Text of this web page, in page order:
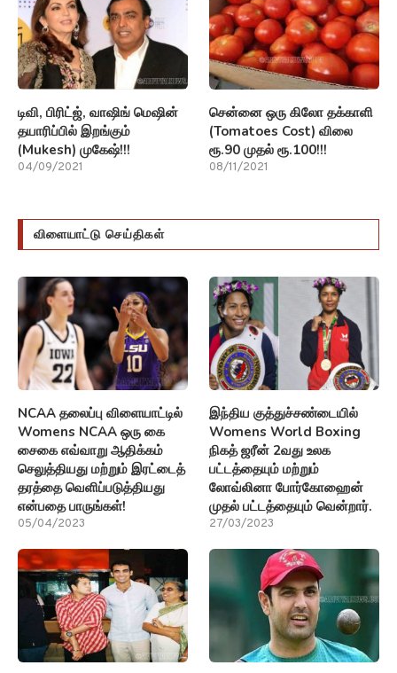
டிவி, பிரிட்ஜ், வாஷிங் மெஷின்
தயாரிப்பில் இறங்கும்
(Mukesh) முகேஷ்!!!
04/09/2021
சென்னை ஒரு கிலோ தக்காளி
(Tomatoes Cost) விலை
ரூ.90 முதல் ரூ.100!!!
08/11/2021
விளையாட்டு செய்திகள்
NCAA தலைப்பு விளையாட்டில்
Womens NCAA ஒரு கை
சைகை எவ்வாறு ஆதிக்கம்
செலுத்தியது மற்றும் இரட்டைத்
தரத்தை வெளிப்படுத்தியது
என்பதை பாருங்கள்!
05/04/2023
இந்திய குத்துச்சண்டையில்
Womens World Boxing
நிகத் ஜரீன் 2வது உலக
பட்டத்தையும் மற்றும்
லோவ்லினா போர்கோஹைன்
முதல் பட்டத்தையும் வென்றார்.
27/03/2023